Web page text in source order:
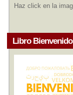
Haz click en la
Libro